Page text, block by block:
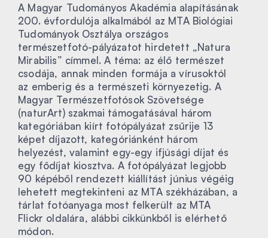
A Magyar Tudományos Akadémia alapításának
200. évfordulója alkalmából az MTA Biológiai
Tudományok Osztálya országos
természetfotó-pályázatot hirdetett „Natura
Mirabilis” címmel. A téma: az élő természet
csodája, annak minden formája a vírusoktól
az emberig és a természeti környezetig. A
Magyar Természetfotósok Szövetsége
(naturArt) szakmai támogatásával három
kategóriában kiírt fotópályázat zsűrije 13
képet díjazott, kategóriánként három
helyezést, valamint egy-egy ifjúsági díjat és
egy fődíjat kiosztva. A fotópályázat legjobb
90 képéből rendezett kiállítást június végéig
lehetett megtekinteni az MTA székházában, a
tárlat fotóanyaga most felkerült az MTA
Flickr oldalára, alábbi cikkünkből is elérhető
módon.